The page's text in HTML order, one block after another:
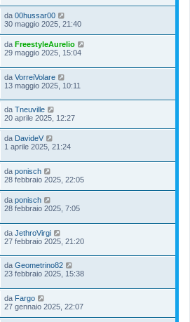
da 00hussar00
30 maggio 2025, 21:40
da FreestyleAurelio
29 maggio 2025, 15:04
da VorreiVolare
13 maggio 2025, 10:11
da Tneuville
20 aprile 2025, 12:27
da DavideV
1 aprile 2025, 21:24
da ponisch
28 febbraio 2025, 22:05
da ponisch
28 febbraio 2025, 7:05
da JethroVirgi
27 febbraio 2025, 21:20
da Geometrino82
23 febbraio 2025, 15:38
da Fargo
27 gennaio 2025, 22:07